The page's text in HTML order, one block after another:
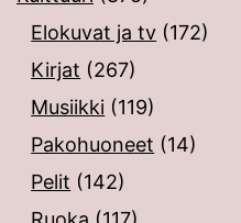
Elokuvat ja tv (172)
Kirjat (267)
Musiikki (119)
Pakohuoneet (14)
Pelit (142)